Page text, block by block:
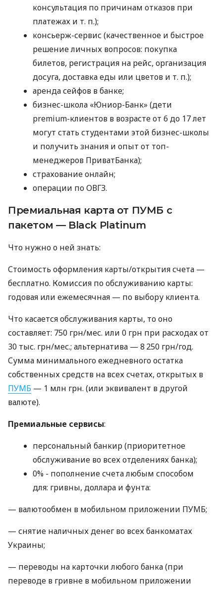
консультация по причинам отказов при
платежах и т. п.);
консьерж-сервис (качественное и быстрое
решение личных вопросов: покупка
билетов, регистрация на рейс, организация
досуга, доставка еды или цветов и т. п.);
аренда сейфов в банке;
бизнес-школа «Юниор-Банк» (дети
premium-клиентов в возрасте от 6 до 17 лет
могут стать студентами этой бизнес-школы
и получить знания и опыт от топ-
менеджеров ПриватБанка);
страхование онлайн;
операции по ОВГЗ.
Премиальная карта от ПУМБ с
пакетом — Black Platinum
Что нужно о ней знать:
Стоимость оформления карты/открытия счета —
бесплатно. Комиссия по обслуживанию карты:
годовая или ежемесячная — по выбору клиента.
Что касается обслуживания карты, то оно
составляет: 750 грн/мес. или 0 грн при расходах от
30 тыс. грн/мес.; альтернатива — 8 250 грн/год.
Сумма минимального ежедневного остатка
собственных средств на всех счетах, открытых в
ПУМБ — 1 млн грн. (или эквивалент в другой
валюте).
Премиальные сервисы:
персональный банкир (приоритетное
обслуживание во всех отделениях банка);
0% - пополнение счета любым способом
для: гривны, доллара и фунта:
— валютообмен в мобильном приложении ПУМБ;
— снятие наличных денег во всех банкоматах
Украины;
— переводы на карточки любого банка (при
переводе в гривне в мобильном приложении